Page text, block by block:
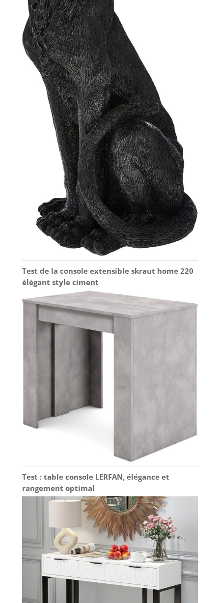
Test de la console extensible skraut home 220
élégant style ciment
Test : table console LERFAN, élégance et
rangement optimal